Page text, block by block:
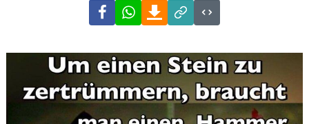
FacebookWhatsAppDownload
Link
Code